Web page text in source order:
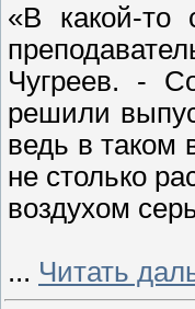
«В какой-то
Чугреев. -
решили
ведь в таком
не столько
воздухом
... Читать